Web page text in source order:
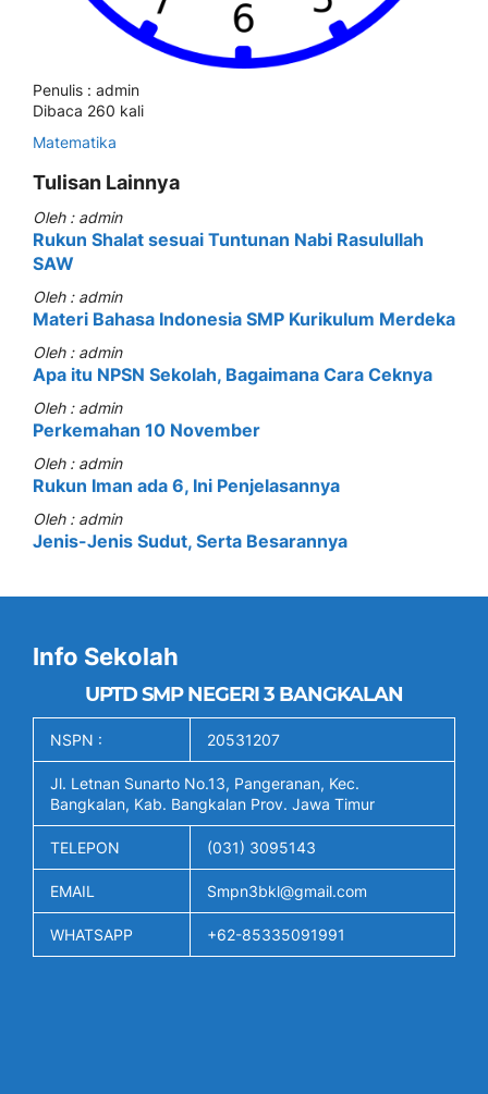
Penulis : admin
Dibaca 260 kali
Matematika
Tulisan Lainnya
Oleh : admin
Rukun Shalat sesuai Tuntunan Nabi Rasulullah
SAW
Oleh : admin
Materi Bahasa Indonesia SMP Kurikulum Merdeka
Oleh : admin
Apa itu NPSN Sekolah, Bagaimana Cara Ceknya
Oleh : admin
Perkemahan 10 November
Oleh : admin
Rukun Iman ada 6, Ini Penjelasannya
Oleh : admin
Jenis-Jenis Sudut, Serta Besarannya
Info Sekolah
UPTD SMP NEGERI 3 BANGKALAN
NSPN : 20531207
Jl. Letnan Sunarto No.13, Pangeranan, Kec.
Bangkalan, Kab. Bangkalan Prov. Jawa Timur
TELEPON (031) 3095143
EMAIL Smpn3bkl@gmail.com
WHATSAPP +62-85335091991